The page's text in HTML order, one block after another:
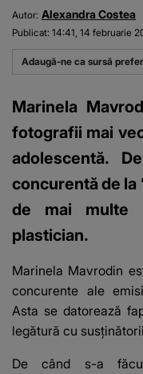
Autor: Alexandra Costea
Publicat: 14:41, 14 februarie
Adaugă-ne ca sursă
Marinela
fotografii mai
adolescentă.
concurentă de la
de mai multe
plastician.
Marinela Mavrodin
concurente ale
Asta se datorează
legătură cu
De când s-a